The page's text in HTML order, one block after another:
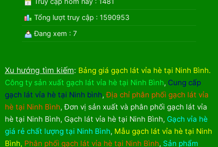
Tổng lượt truy cập : 1590953
Đang xem : 7
Xu hướng tìm kiếm: Bảng giá gạch lát vỉa hè tại Ninh Bình.
Công ty sản xuất gạch lát vỉa hè tại Ninh Bình, Cung cấp
gạch lát vỉa hè tại Ninh bình,Địa chỉ phân phối gạch lát vỉa
hè tại Ninh Bình,Đơn vị sản xuất và phân phối gạch lát vỉa
hè tại Ninh Bình, Gạch lát vỉa hè tại Ninh Bình, Gạch vỉa hè
giá rẻ chất lượng tại Ninh Bình, Mẫu gạch lát vỉa hè tại Ninh
Bình, Phân phối gạch lát vỉa hè tại Ninh Bình, Sản phẩm